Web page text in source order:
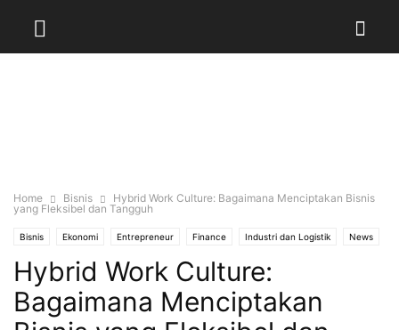
Home Bisnis
Hybrid Work Culture: Bagaimana Menciptakan Bisnis
yang Fleksibel dan Tangguh
Bisnis Ekonomi Entrepreneur Finance Industri dan Logistik News
Startup Teknologi UMKM
Hybrid Work Culture:
Bagaimana Menciptakan